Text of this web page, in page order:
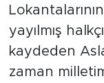
yayılmış
kaydeden
zaman